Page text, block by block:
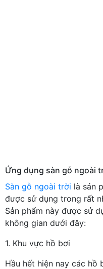
Ứng dụng sàn gỗ ngoài
Sàn gỗ ngoài trời là sản
được sử dụng trong rất
Sản phẩm này được sử
không gian dưới đây:
1. Khu vực hồ bơi
Hầu hết hiện nay các hồ